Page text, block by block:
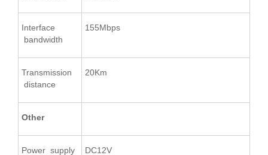
Interface
bandwidth
155Mbps
Transmission
distance
20Km
Other
Power supply DC12V